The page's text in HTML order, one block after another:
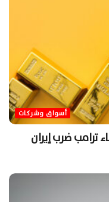
أسواق وشركات
ترامب ضرب إيران